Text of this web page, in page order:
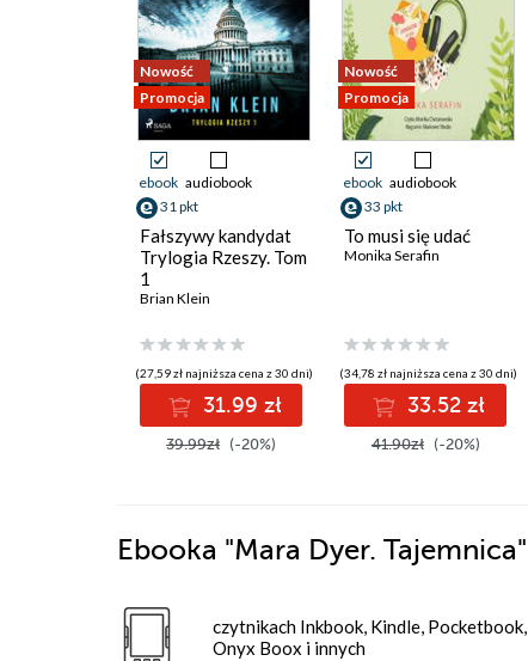
Nowość
Promocja
ebook audiobook
31 pkt
Fałszywy kandydat
Trylogia Rzeszy. Tom
1
Brian Klein
(27,59 zł najniższa cena z 30 dni)
31.99 zł
39.99zł (-20%)
Nowość
Promocja
ebook audiobook
33 pkt
To musi się udać
Monika Serafin
(34,78 zł najniższa cena z 30 dni)
33.52 zł
41.90zł (-20%)
Ebooka "Mara Dyer. Tajemnica"
czytnikach Inkbook, Kindle, Pocketbook,
Onyx Boox i innych